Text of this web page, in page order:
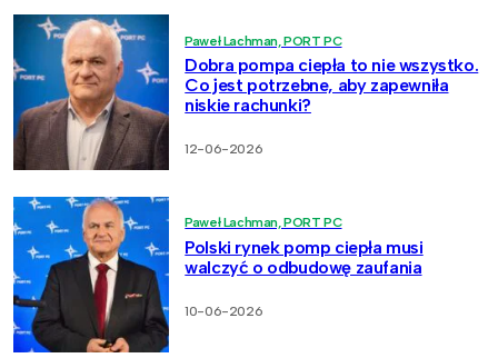
Paweł Lachman, PORT PC
Dobra pompa ciepła to nie wszystko.
Co jest potrzebne, aby zapewniła
niskie rachunki?
12-06-2026
Paweł Lachman, PORT PC
Polski rynek pomp ciepła musi
walczyć o odbudowę zaufania
10-06-2026